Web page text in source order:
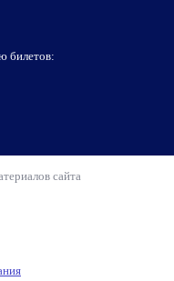
билетов:
сайта